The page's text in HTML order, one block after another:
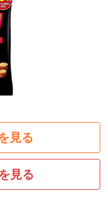
見る
見る